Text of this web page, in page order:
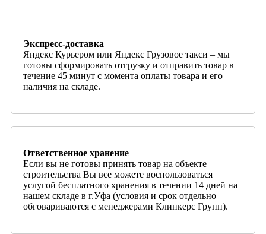
Экспресс-доставка
Яндекс Курьером или Яндекс Грузовое такси – мы
готовы сформировать отгрузку и отправить товар в
течение 45 минут с момента оплаты товара и его
наличия на складе.
Ответственное хранение
Если вы не готовы принять товар на объекте
строительства Вы все можете воспользоваться
услугой бесплатного хранения в течении 14 дней на
нашем складе в г.Уфа (условия и срок отдельно
обговариваются с менеджерами Клинкерс Групп).